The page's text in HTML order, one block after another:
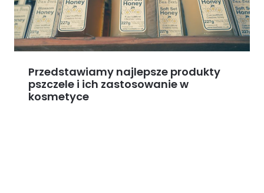
Przedstawiamy najlepsze produkty
pszczele i ich zastosowanie w
kosmetyce